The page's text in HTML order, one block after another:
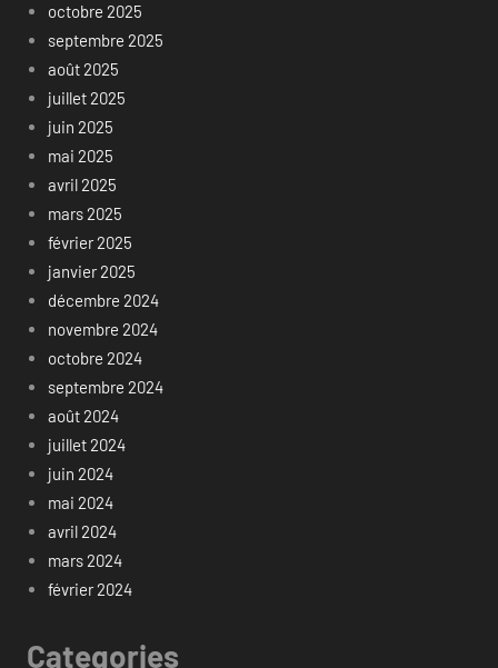
octobre 2025
septembre 2025
août 2025
juillet 2025
juin 2025
mai 2025
avril 2025
mars 2025
février 2025
janvier 2025
décembre 2024
novembre 2024
octobre 2024
septembre 2024
août 2024
juillet 2024
juin 2024
mai 2024
avril 2024
mars 2024
février 2024
Categories